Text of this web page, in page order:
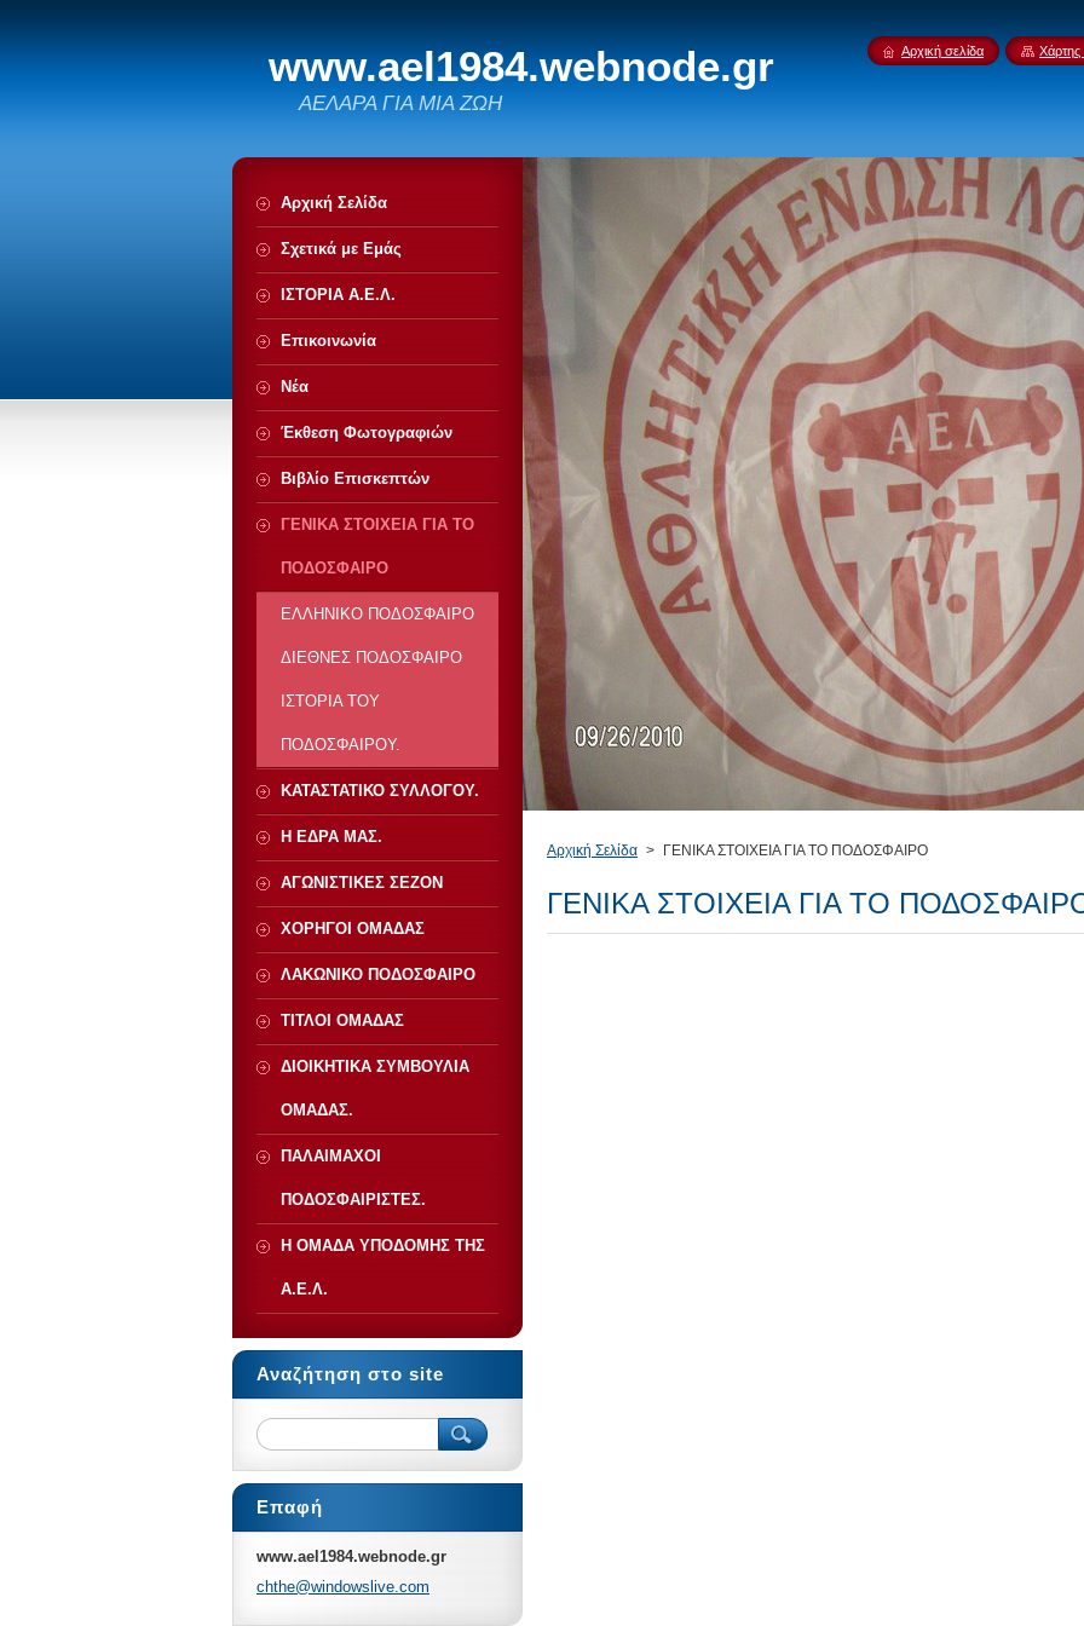
www.ael1984.webnode.gr
ΑΕΛΑΡΑ ΓΙΑ ΜΙΑ ΖΩΗ
Αρχική Σελίδα > ΓΕΝΙΚΑ ΣΤΟΙΧΕΙΑ ΓΙΑ ΤΟ ΠΟΔΟΣΦΑΙΡΟ
ΓΕΝΙΚΑ ΣΤΟΙΧΕΙΑ ΓΙΑ ΤΟ
Αρχική Σελίδα
Σχετικά με Eμάς
ΙΣΤΟΡΙΑ Α.Ε.Λ.
Επικοινωνία
Νέα
Έκθεση Φωτογραφιών
Βιβλίο Επισκεπτών
ΓΕΝΙΚΑ ΣΤΟΙΧΕΙΑ ΓΙΑ ΤΟ
ΠΟΔΟΣΦΑΙΡΟ
ΕΛΛΗΝΙΚΟ ΠΟΔΟΣΦΑΙΡΟ
ΔΙΕΘΝΕΣ ΠΟΔΟΣΦΑΙΡΟ
ΙΣΤΟΡΙΑ ΤΟΥ
ΠΟΔΟΣΦΑΙΡΟΥ.
ΚΑΤΑΣΤΑΤΙΚΟ ΣΥΛΛΟΓΟΥ.
Η ΕΔΡΑ ΜΑΣ.
ΑΓΩΝΙΣΤΙΚΕΣ ΣΕΖΟΝ
ΧΟΡΗΓΟΙ ΟΜΑΔΑΣ
ΛΑΚΩΝΙΚΟ ΠΟΔΟΣΦΑΙΡΟ
ΤΙΤΛΟΙ ΟΜΑΔΑΣ
ΔΙΟΙΚΗΤΙΚΑ ΣΥΜΒΟΥΛΙΑ
ΟΜΑΔΑΣ.
ΠΑΛΑΙΜΑΧΟΙ
ΠΟΔΟΣΦΑΙΡΙΣΤΕΣ.
Η ΟΜΑΔΑ ΥΠΟΔΟΜΗΣ ΤΗΣ
Α.Ε.Λ.
Αναζήτηση στο site
Επαφή
www.ael1984.webnode.gr
chthe@windowslive.com
Αρχική σελίδα Χάρτης